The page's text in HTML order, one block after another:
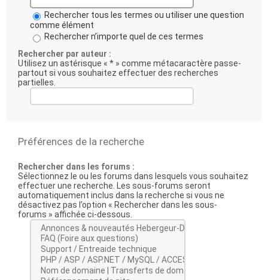
Rechercher tous les termes ou utiliser une question
comme élément
Rechercher n’importe quel de ces termes
Rechercher par auteur :
Utilisez un astérisque « * » comme métacaractère passe-
partout si vous souhaitez effectuer des recherches
partielles.
Préférences de la recherche
Rechercher dans les forums :
Sélectionnez le ou les forums dans lesquels vous souhaitez
effectuer une recherche. Les sous-forums seront
automatiquement inclus dans la recherche si vous ne
désactivez pas l’option « Rechercher dans les sous-
forums » affichée ci-dessous.